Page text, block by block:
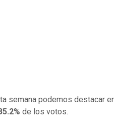
semana podemos destacar
de los votos.